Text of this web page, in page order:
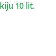
10 lit.